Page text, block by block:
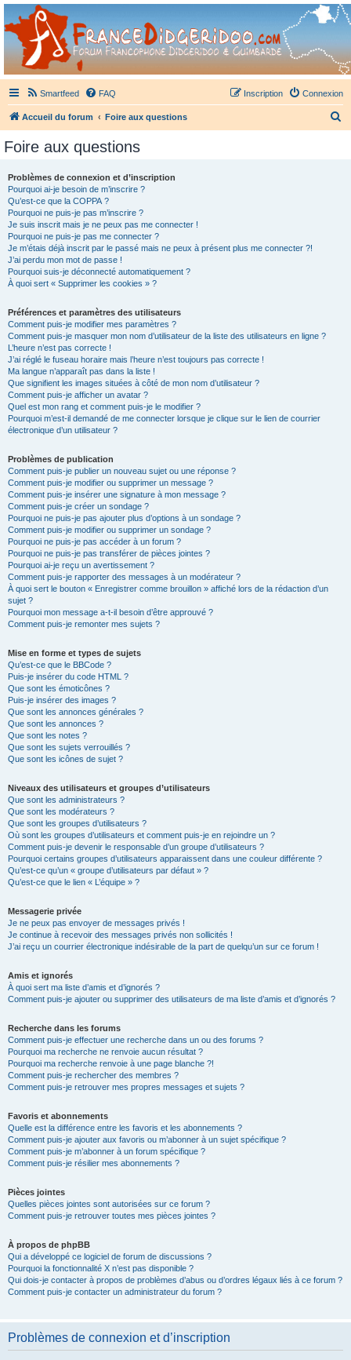
France Didgeridoo
Didgeridoo et Guimbarde sur France Didgeridoo - retrouvez la communauté.
Smartfeed FAQ Connexion
Inscription
Accueil du forum Foire aux questions
Foire aux questions
Problèmes de connexion et d’inscription
Pourquoi ai-je besoin de m’inscrire ?
Qu’est-ce que la COPPA ?
Pourquoi ne puis-je pas m’inscrire ?
Je suis inscrit mais je ne peux pas me connecter !
Pourquoi ne puis-je pas me connecter ?
Je m’étais déjà inscrit par le passé mais ne peux à présent plus me connecter ?!
J’ai perdu mon mot de passe !
Pourquoi suis-je déconnecté automatiquement ?
À quoi sert « Supprimer les cookies » ?
Préférences et paramètres des utilisateurs
Comment puis-je modifier mes paramètres ?
Comment puis-je masquer mon nom d’utilisateur de la liste des utilisateurs en ligne ?
L’heure n’est pas correcte !
J’ai réglé le fuseau horaire mais l’heure n’est toujours pas correcte !
Ma langue n’apparaît pas dans la liste !
Que signifient les images situées à côté de mon nom d’utilisateur ?
Comment puis-je afficher un avatar ?
Quel est mon rang et comment puis-je le modifier ?
Pourquoi m’est-il demandé de me connecter lorsque je clique sur le lien de courrier
électronique d’un utilisateur ?
Problèmes de publication
Comment puis-je publier un nouveau sujet ou une réponse ?
Comment puis-je modifier ou supprimer un message ?
Comment puis-je insérer une signature à mon message ?
Comment puis-je créer un sondage ?
Pourquoi ne puis-je pas ajouter plus d’options à un sondage ?
Comment puis-je modifier ou supprimer un sondage ?
Pourquoi ne puis-je pas accéder à un forum ?
Pourquoi ne puis-je pas transférer de pièces jointes ?
Pourquoi ai-je reçu un avertissement ?
Comment puis-je rapporter des messages à un modérateur ?
À quoi sert le bouton « Enregistrer comme brouillon » affiché lors de la rédaction d’un
sujet ?
Pourquoi mon message a-t-il besoin d’être approuvé ?
Comment puis-je remonter mes sujets ?
Mise en forme et types de sujets
Qu’est-ce que le BBCode ?
Puis-je insérer du code HTML ?
Que sont les émoticônes ?
Puis-je insérer des images ?
Que sont les annonces générales ?
Que sont les annonces ?
Que sont les notes ?
Que sont les sujets verrouillés ?
Que sont les icônes de sujet ?
Niveaux des utilisateurs et groupes d’utilisateurs
Que sont les administrateurs ?
Que sont les modérateurs ?
Que sont les groupes d’utilisateurs ?
Où sont les groupes d’utilisateurs et comment puis-je en rejoindre un ?
Comment puis-je devenir le responsable d’un groupe d’utilisateurs ?
Pourquoi certains groupes d’utilisateurs apparaissent dans une couleur différente ?
Qu’est-ce qu’un « groupe d’utilisateurs par défaut » ?
Qu’est-ce que le lien « L’équipe » ?
Messagerie privée
Je ne peux pas envoyer de messages privés !
Je continue à recevoir des messages privés non sollicités !
J’ai reçu un courrier électronique indésirable de la part de quelqu’un sur ce forum !
Amis et ignorés
À quoi sert ma liste d’amis et d’ignorés ?
Comment puis-je ajouter ou supprimer des utilisateurs de ma liste d’amis et d’ignorés ?
Recherche dans les forums
Comment puis-je effectuer une recherche dans un ou des forums ?
Pourquoi ma recherche ne renvoie aucun résultat ?
Pourquoi ma recherche renvoie à une page blanche ?!
Comment puis-je rechercher des membres ?
Comment puis-je retrouver mes propres messages et sujets ?
Favoris et abonnements
Quelle est la différence entre les favoris et les abonnements ?
Comment puis-je ajouter aux favoris ou m’abonner à un sujet spécifique ?
Comment puis-je m’abonner à un forum spécifique ?
Comment puis-je résilier mes abonnements ?
Pièces jointes
Quelles pièces jointes sont autorisées sur ce forum ?
Comment puis-je retrouver toutes mes pièces jointes ?
À propos de phpBB
Qui a développé ce logiciel de forum de discussions ?
Pourquoi la fonctionnalité X n’est pas disponible ?
Qui dois-je contacter à propos de problèmes d’abus ou d’ordres légaux liés à ce forum ?
Comment puis-je contacter un administrateur du forum ?
Problèmes de connexion et d’inscription